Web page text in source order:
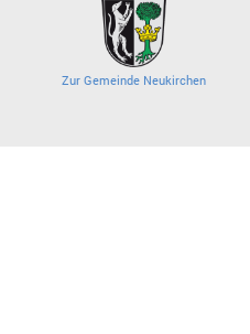
Zur Gemeinde Neukirchen